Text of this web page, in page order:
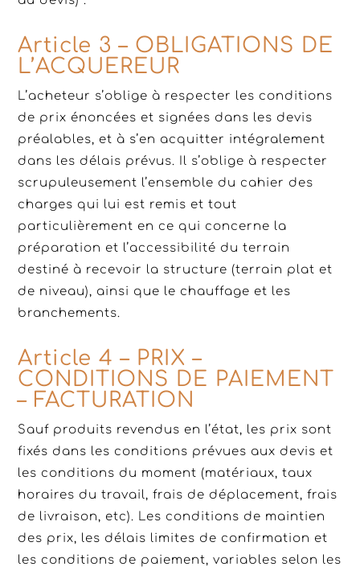
Article 3 – OBLIGATIONS DE
L’ACQUEREUR
L’acheteur s’oblige à respecter les conditions
de prix énoncées et signées dans les devis
préalables, et à s’en acquitter intégralement
dans les délais prévus. Il s’oblige à respecter
scrupuleusement l’ensemble du cahier des
charges qui lui est remis et tout
particulièrement en ce qui concerne la
préparation et l’accessibilité du terrain
destiné à recevoir la structure (terrain plat et
de niveau), ainsi que le chauffage et les
branchements.
Article 4 – PRIX –
CONDITIONS DE PAIEMENT
– FACTURATION
Sauf produits revendus en l’état, les prix sont
fixés dans les conditions prévues aux devis et
les conditions du moment (matériaux, taux
horaires du travail, frais de déplacement, frais
de livraison, etc). Les conditions de maintien
des prix, les délais limites de confirmation et
les conditions de paiement, variables selon les